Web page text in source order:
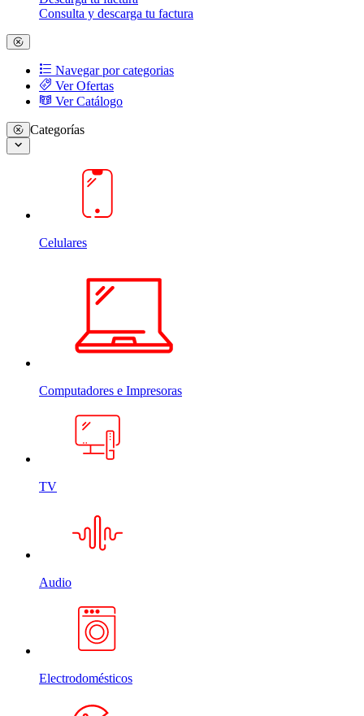
Consulta y descarga tu factura
Navegar por categorias
Ver Ofertas
Ver Catálogo
Categorías
Celulares
Computadores e Impresoras
TV
Audio
Electrodomésticos